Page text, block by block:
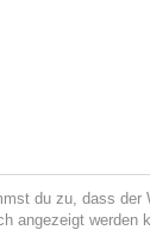
du zu, dass der
angezeigt werden